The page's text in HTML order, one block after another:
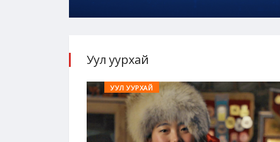
Уул уурхай
УУЛ УУРХАЙ